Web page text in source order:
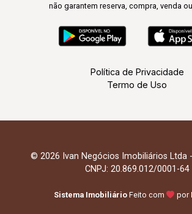
não garantem reserva, compra, venda
Política de Privacidade
Termo de Uso
© 2026 Ivan Negócios Imobiliários Ltda -
CNPJ: 20.869.012/0001-64
Sistema Imobiliário Feito com por